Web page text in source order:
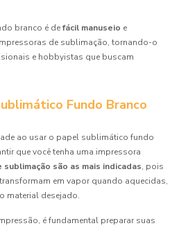
branco é defácil manuseio e
de sublimação, tornando-o
e hobbyistas que buscam
Fundo Branco
ao usar o papel sublimático fundo
que você tenha uma impressora
são as mais indicadas, pois
em vapor quando aquecidas,
material desejado.
é fundamental preparar suas